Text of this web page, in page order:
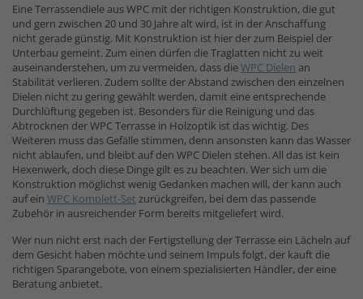
Eine Terrassendiele aus WPC mit der richtigen Konstruktion, die gut
und gern zwischen 20 und 30 Jahre alt wird, ist in der Anschaffung
nicht gerade günstig. Mit Konstruktion ist hier der zum Beispiel der
Unterbau gemeint. Zum einen dürfen die Traglatten nicht zu weit
auseinanderstehen, um zu vermeiden, dass dieWPC Dielen an
Stabilität verlieren. Zudem sollte der Abstand zwischen den einzelnen
Dielen nicht zu gering gewählt werden, damit eine entsprechende
Durchlüftung gegeben ist. Besonders für die Reinigung und das
Abtrocknen der WPC Terrasse in Holzoptik ist das wichtig. Des
Weiteren muss das Gefälle stimmen, denn ansonsten kann das Wasser
nicht ablaufen, und bleibt auf den WPC Dielen stehen. All das ist kein
Hexenwerk, doch diese Dinge gilt es zu beachten. Wer sich um die
Konstruktion möglichst wenig Gedanken machen will, der kann auch
auf ein WPC Komplett-Set zurückgreifen, bei dem das passende
Zubehör in ausreichender Form bereits mitgeliefert wird.
Wer nun nicht erst nach der Fertigstellung der Terrasse ein Lächeln auf
dem Gesicht haben möchte und seinem Impuls folgt, der kauft die
richtigen Sparangebote, von einem spezialisierten Händler, der eine
Beratung anbietet.